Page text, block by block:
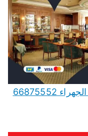
تأجير سجاد موكيت زوليات صناعية الجهراء 66875552